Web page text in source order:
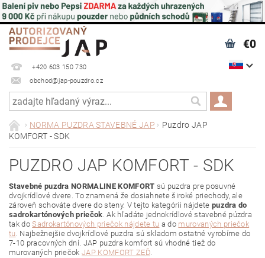
+420 603 150 730
obchod@jap-pouzdro.cz
€0
NORMA PUZDRA STAVEBNÉ JAP
Puzdro JAP
KOMFORT - SDK
PUZDRO JAP KOMFORT - SDK
Stavebné puzdra NORMALINE KOMFORT sú puzdra pre posuvné
dvojkrídlové dvere. To znamená že dosiahnete široké priechody, ale
zároveň schováte dvere do steny. V tejto kategórii nájdete puzdra do
sadrokartónových priečok. Ak hľadáte jednokrídlové stavebné púzdra
tak doSadrokartónových priečok nájdete tu a do murovaných priečok
tu . Najbežnejšie dvojkrídlové puzdra sú skladom ostatné vyrobíme do
7-10 pracovných dní. JAP puzdra komfort sú vhodné tiež do
murovaných priečok JAP KOMFORT ZEĎ.